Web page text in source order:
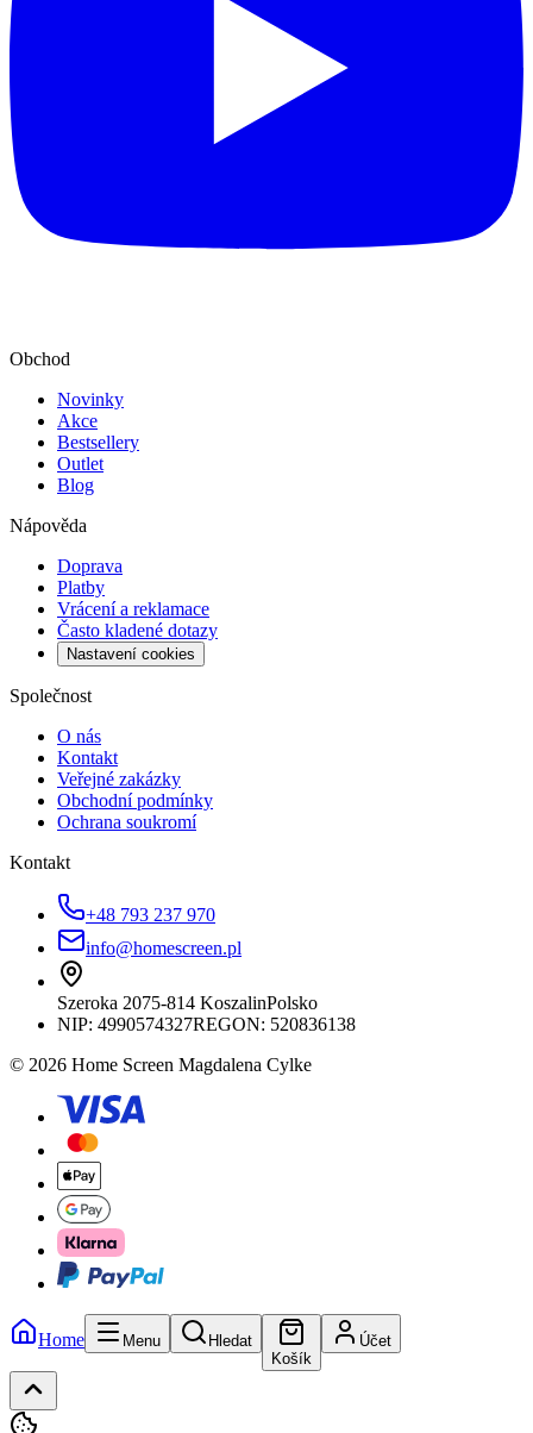
Obchod
Novinky
Akce
Bestsellery
Outlet
Blog
Nápověda
Doprava
Platby
Vrácení a reklamace
Často kladené dotazy
Nastavení cookies
Společnost
O nás
Kontakt
Veřejné zakázky
Obchodní podmínky
Ochrana soukromí
Kontakt
+48 793 237 970
info@homescreen.pl
Szeroka 2075-814 KoszalinPolsko
NIP: 4990574327REGON: 520836138
© 2026 Home Screen Magdalena Cylke
Home Menu
Hledat
Košík
Účet